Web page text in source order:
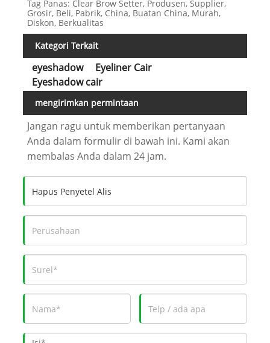
Tag Panas: Clear Brow Setter, Produsen, Supplier,
Grosir, Beli, Pabrik, China, Buatan China, Murah,
Diskon, Berkualitas
Kategori Terkait
eyeshadow
Eyeliner Cair
Eyeshadow cair
mengirimkan permintaan
Jangan ragu untuk memberikan pertanyaan
Anda dalam formulir di bawah ini. Kami akan
membalas Anda dalam 24 jam.